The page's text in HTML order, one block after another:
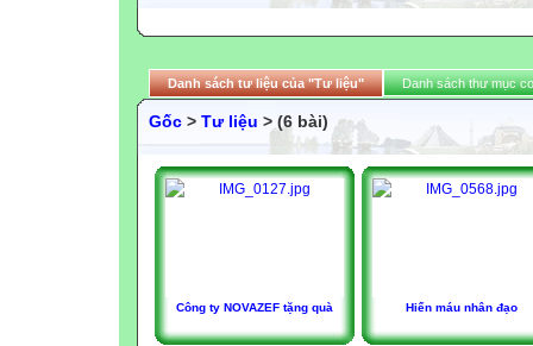
Danh sách tư liệu của "Tư liệu" Danh sách thư mục
Gốc > Tư liệu > (6 bài)
Công ty NOVAZEF tặng quà Hiến máu nhân đạo